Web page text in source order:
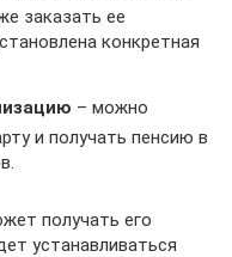
заказать ее
конкретная
– можно
и получать пенсию в
получать его
устанавливаться